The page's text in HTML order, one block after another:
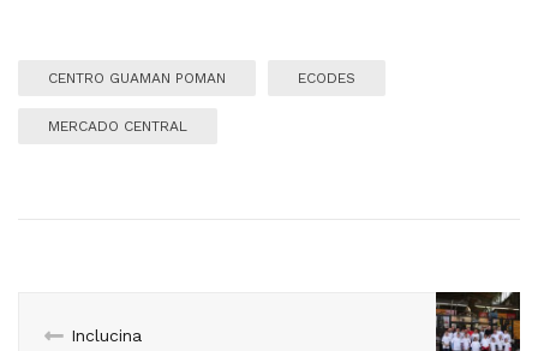
CENTRO GUAMAN POMAN ECODES
MERCADO CENTRAL
Inclucina